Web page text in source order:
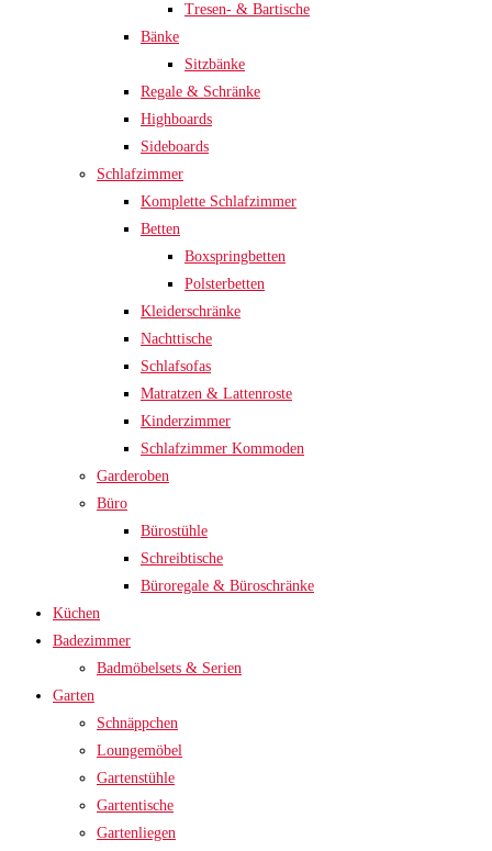
Tresen- & Bartische
Bänke
Sitzbänke
Regale & Schränke
Highboards
Sideboards
Schlafzimmer
Komplette Schlafzimmer
Betten
Boxspringbetten
Polsterbetten
Kleiderschränke
Nachttische
Schlafsofas
Matratzen & Lattenroste
Kinderzimmer
Schlafzimmer Kommoden
Garderoben
Büro
Bürostühle
Schreibtische
Büroregale & Büroschränke
Küchen
Badezimmer
Badmöbelsets & Serien
Garten
Schnäppchen
Loungemöbel
Gartenstühle
Gartentische
Gartenliegen